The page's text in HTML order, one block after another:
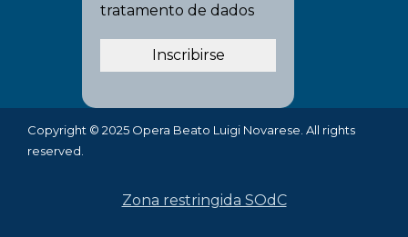
tratamento de dados
Copyright © 2025 Opera Beato Luigi Novarese. All rights
reserved.
Zona restringida SOdC